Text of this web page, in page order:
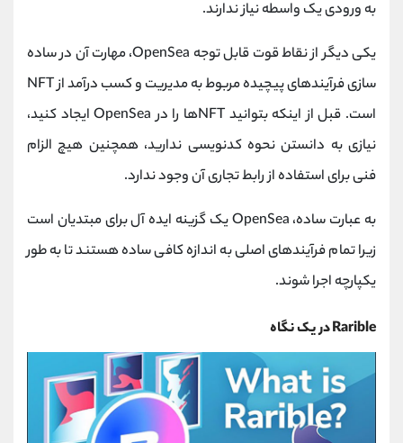
به ورودی یک واسطه نیاز ندارند.
یکی دیگر از نقاط قوت قابل توجه OpenSea، مهارت آن در ساده
سازی فرآیندهای پیچیده مربوط به مدیریت و کسب درآمد از NFT
است. قبل از اینکه بتوانید NFTها را در OpenSea ایجاد کنید،
نیازی به دانستن نحوه کدنویسی ندارید، همچنین هیچ الزام
فنی برای استفاده از رابط تجاری آن وجود ندارد.
به عبارت ساده، OpenSea یک گزینه ایده آل برای مبتدیان است
زیرا تمام فرآیندهای اصلی به اندازه کافی ساده هستند تا به طور
یکپارچه اجرا شوند.
Rarible در یک نگاه